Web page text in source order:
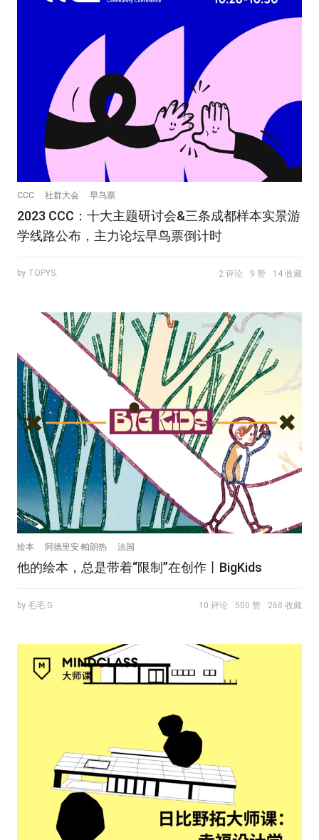
CCC 社群大会 早鸟票
2023 CCC：十大主题研讨会&三条成都样本实景游
学线路公布，主力论坛早鸟票倒计时
by TOPYS. 2 评论 9 赞 14 收藏
绘本 阿德里安·帕朗热 法国
他的绘本，总是带着“限制”在创作丨BigKids
by 毛毛.G 10 评论 500 赞 268 收藏